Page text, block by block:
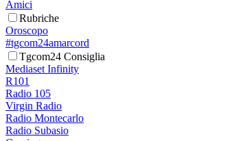
Amici
Rubriche
Oroscopo
#tgcom24amarcord
Tgcom24 Consiglia
Mediaset Infinity
R101
Radio 105
Virgin Radio
Radio Montecarlo
Radio Subasio